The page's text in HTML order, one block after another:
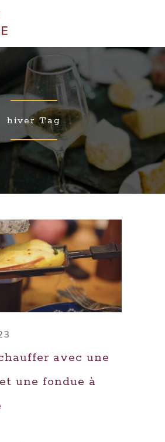
hiver Tag
avec une
une fondue à